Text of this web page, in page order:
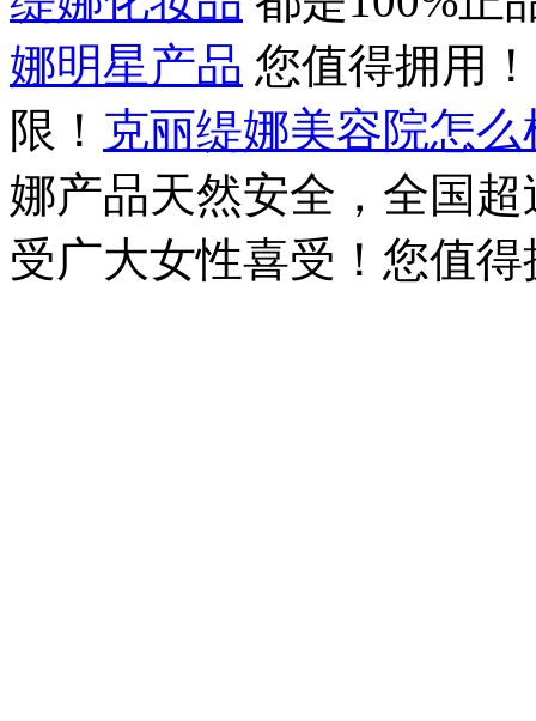
娜明星产品 您值得拥用
限！ 克丽缇娜美容院怎么
娜产品天然安全，全国
受广大女性喜受！您值得